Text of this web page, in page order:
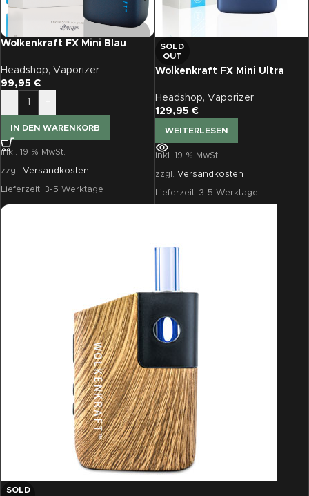
Wolkenkraft FX Mini Blau
Headshop, Vaporizer
99,95 €
IN DEN WARENKORB
inkl. 19 % MwSt.
zzgl. Versandkosten
Lieferzeit: 3-5 Werktage
SOLD
OUT
Wolkenkraft FX Mini Ultra
Headshop, Vaporizer
129,95 €
WEITERLESEN
inkl. 19 % MwSt.
zzgl. Versandkosten
Lieferzeit: 3-5 Werktage
SOLD